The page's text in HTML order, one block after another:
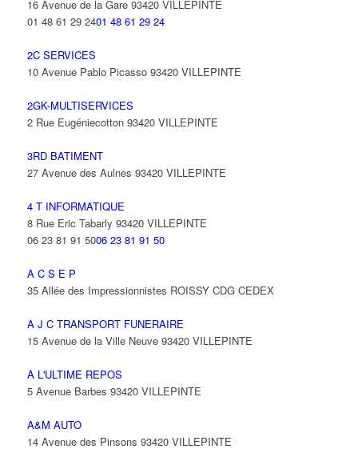
16 Avenue de la Gare 93420 VILLEPINTE
01 48 61 29 2401 48 61 29 24
2C SERVICES
10 Avenue Pablo Picasso 93420 VILLEPINTE
2GK-MULTISERVICES
2 Rue Eugéniecotton 93420 VILLEPINTE
3RD BATIMENT
27 Avenue des Aulnes 93420 VILLEPINTE
4 T INFORMATIQUE
8 Rue Eric Tabarly 93420 VILLEPINTE
06 23 81 91 5006 23 81 91 50
A C S E P
35 Allée des Impressionnistes ROISSY CDG CEDEX
A J C TRANSPORT FUNERAIRE
15 Avenue de la Ville Neuve 93420 VILLEPINTE
A L'ULTIME REPOS
5 Avenue Barbes 93420 VILLEPINTE
A&M AUTO
14 Avenue des Pinsons 93420 VILLEPINTE